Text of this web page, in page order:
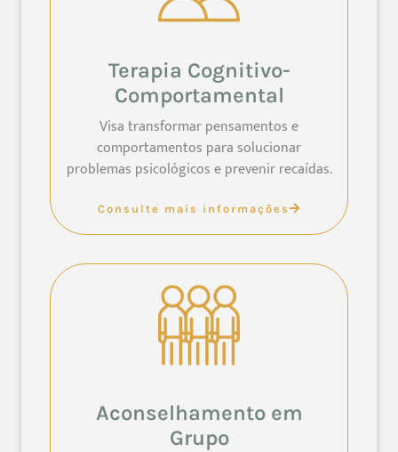
Terapia Cognitivo-
Comportamental
Visa transformar pensamentos e
comportamentos para solucionar
problemas psicológicos e prevenir recaídas.
Consulte mais informações
Aconselhamento em
Grupo